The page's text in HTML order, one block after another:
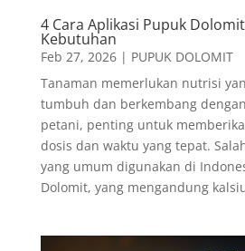
4 Cara Aplikasi Pupuk
Kebutuhan
Feb 27, 2026| PUPUK DOLOMIT
Tanaman memerlukan nutrisi
tumbuh dan berkembang
petani, penting untuk
dosis dan waktu yang tepat.
yang umum digunakan di
Dolomit, yang mengandung